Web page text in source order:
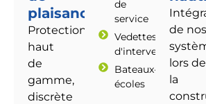
plaisance.
Protection
haut
de
gamme,
discrète
de
service
Vedettes
d'intervention
Bateaux-
écoles
de nos
lors de
la